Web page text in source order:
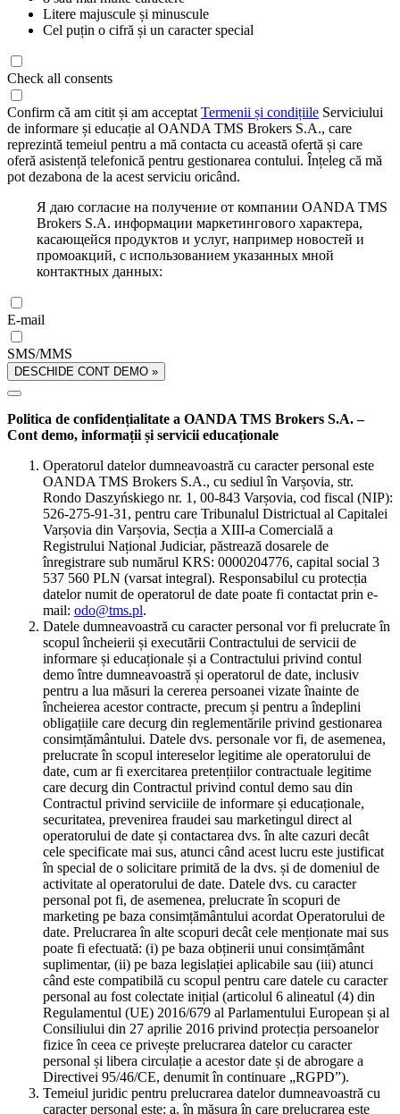
Litere majuscule și minuscule
Cel puțin o cifră și un caracter special
Check all consents
Confirm că am citit și am acceptat Termenii și condițiile Serviciului
de informare și educație al OANDA TMS Brokers S.A., care
reprezintă temeiul pentru a mă contacta cu această ofertă și care
oferă asistență telefonică pentru gestionarea contului. Înțeleg că mă
pot dezabona de la acest serviciu oricând.
Я даю согласие на получение от компании OANDA TMS
Brokers S.A. информации маркетингового характера,
касающейся продуктов и услуг, например новостей и
промоакций, с использованием указанных мной
контактных данных:
E-mail
SMS/MMS
DESCHIDE CONT DEMO »
Politica de confidențialitate a OANDA TMS Brokers S.A. –
Cont demo, informații și servicii educaționale
Operatorul datelor dumneavoastră cu caracter personal este
OANDA TMS Brokers S.A., cu sediul în Varșovia, str.
Rondo Daszyńskiego nr. 1, 00-843 Varșovia, cod fiscal (NIP):
526-275-91-31, pentru care Tribunalul Districtual al Capitalei
Varșovia din Varșovia, Secția a XIII-a Comercială a
Registrului Național Judiciar, păstrează dosarele de
înregistrare sub numărul KRS: 0000204776, capital social 3
537 560 PLN (varsat integral). Responsabilul cu protecția
datelor numit de operatorul de date poate fi contactat prin e-
mail: odo@tms.pl.
Datele dumneavoastră cu caracter personal vor fi prelucrate în
scopul încheierii și executării Contractului de servicii de
informare și educaționale și a Contractului privind contul
demo între dumneavoastră și operatorul de date, inclusiv
pentru a lua măsuri la cererea persoanei vizate înainte de
încheierea acestor contracte, precum și pentru a îndeplini
obligațiile care decurg din reglementările privind gestionarea
consimțământului. Datele dvs. personale vor fi, de asemenea,
prelucrate în scopul intereselor legitime ale operatorului de
date, cum ar fi exercitarea pretențiilor contractuale legitime
care decurg din Contractul privind contul demo sau din
Contractul privind serviciile de informare și educaționale,
securitatea, prevenirea fraudei sau marketingul direct al
operatorului de date și contactarea dvs. în alte cazuri decât
cele specificate mai sus, atunci când acest lucru este justificat
în special de o solicitare primită de la dvs. și de domeniul de
activitate al operatorului de date. Datele dvs. cu caracter
personal pot fi, de asemenea, prelucrate în scopuri de
marketing pe baza consimțământului acordat Operatorului de
date. Prelucrarea în alte scopuri decât cele menționate mai sus
poate fi efectuată: (i) pe baza obținerii unui consimțământ
suplimentar, (ii) pe baza legislației aplicabile sau (iii) atunci
când este compatibilă cu scopul pentru care datele cu caracter
personal au fost colectate inițial (articolul 6 alineatul (4) din
Regulamentul (UE) 2016/679 al Parlamentului European și al
Consiliului din 27 aprilie 2016 privind protecția persoanelor
fizice în ceea ce privește prelucrarea datelor cu caracter
personal și libera circulație a acestor date și de abrogare a
Directivei 95/46/CE, denumit în continuare „RGPD”).
Temeiul juridic pentru prelucrarea datelor dumneavoastră cu
caracter personal este: a. în măsura în care prelucrarea este